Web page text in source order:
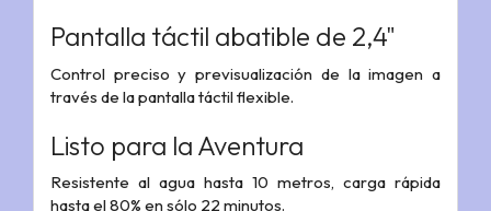
Pantalla táctil abatible de 2,4"
Control preciso y previsualización de la imagen a
través de la pantalla táctil flexible.
Listo para la Aventura
Resistente al agua hasta 10 metros, carga rápida
hasta el 80% en sólo 22 minutos.